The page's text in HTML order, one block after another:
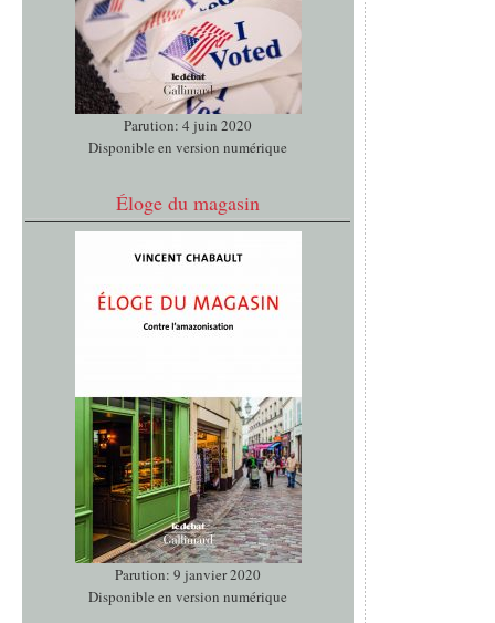
Parution: 4 juin 2020
Disponible en version numérique
Éloge du magasin
Parution: 9 janvier 2020
Disponible en version numérique